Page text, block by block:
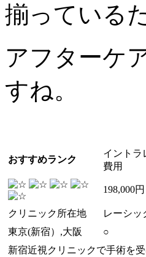
揃っている
アフターケ
すね。
おすすめランク
イントラ
費用
198,000円
クリニック所在地 レーシッ
東京(新宿）,大阪
○
新宿近視クリニックで手術を